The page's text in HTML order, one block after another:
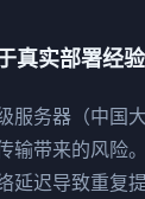
真实部署经验
服务器（中国大
输带来的风险
延迟导致重复